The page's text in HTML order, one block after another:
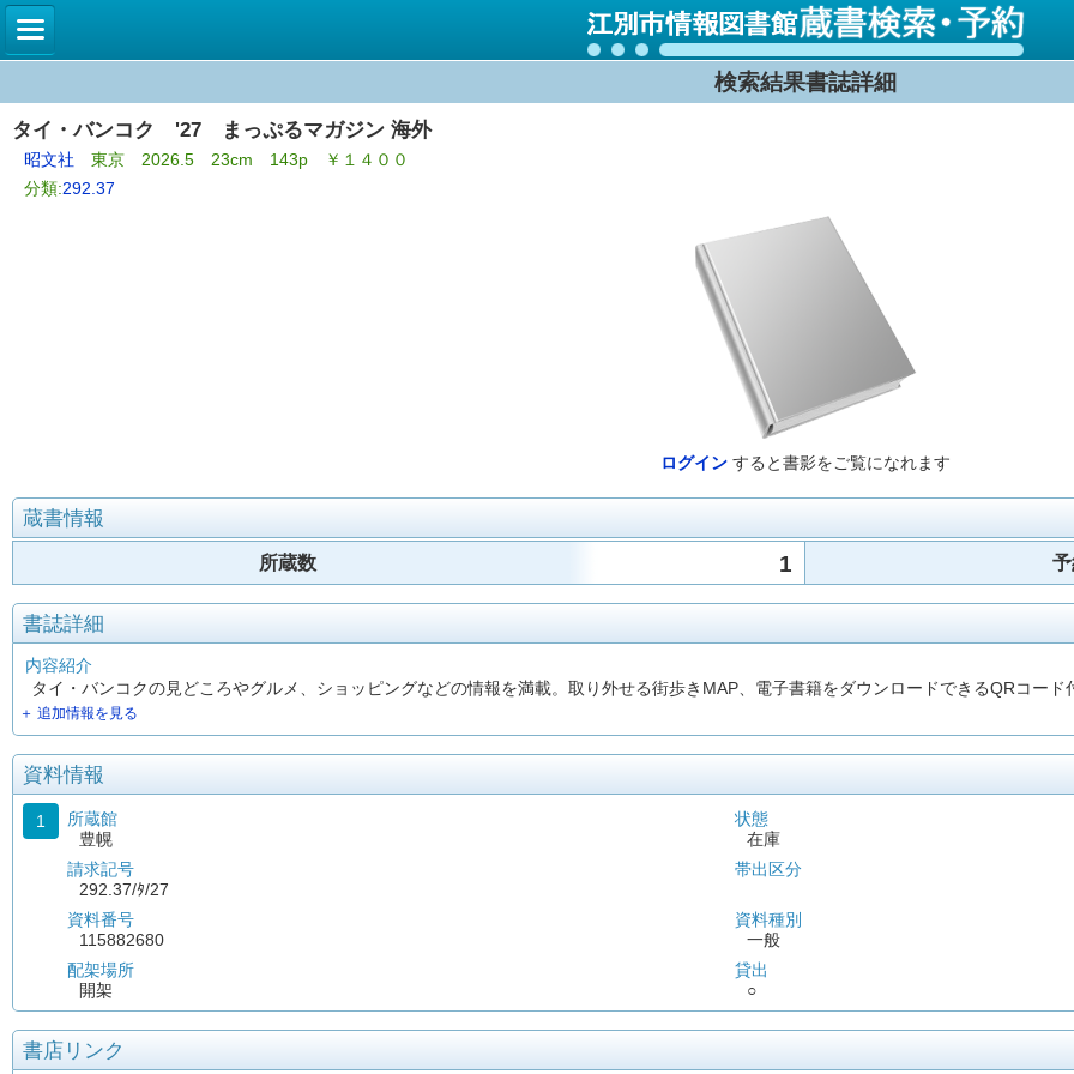
検索結果書誌詳細
タイ・バンコク '27 まっぷるマガジン 海外
昭文社 東京 2026.5 23cm 143p ￥１４００
分類:292.37
ログイン すると書影をご覧になれます
蔵書情報
所蔵数 1
書誌詳細
内容紹介
タイ・バンコクの見どころやグルメ、ショッピングなどの情報を満載。取り外せる街歩きMAP、電子書籍をダウンロードできるQRコー
＋ 追加情報を見る
資料情報
1
所蔵館
豊幌
請求記号
292.37/ﾀ/27
資料番号
115882680
配架場所
開架
状態
在庫
帯出区分
資料種別
一般
貸出
○
書店リンク